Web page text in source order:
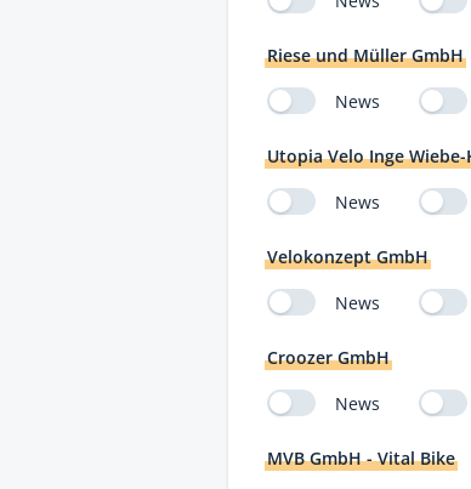
Riese und Müller GmbH
News
Utopia Velo Inge Wiebe-
News
Velokonzept GmbH
News
Croozer GmbH
News
MVB GmbH - Vital Bike